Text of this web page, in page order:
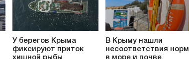
У берегов Крыма
фиксируют приток
В Крыму нашли
несоответствия норм